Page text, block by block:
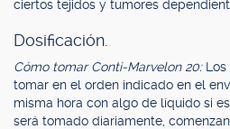
ciertos tejidos y tumores
Dosificación.
Cómo tomar Conti-Marvelon 20:
tomar en el orden indicado en el
misma hora con algo de líquido si
será tomado diariamente,